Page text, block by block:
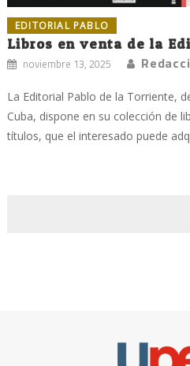
EDITORIAL PABLO
Libros en venta de la
noviembre 13, 2025
La Editorial Pablo de la Torriente,
Cuba, dispone en su colección de
títulos, que el interesado puede